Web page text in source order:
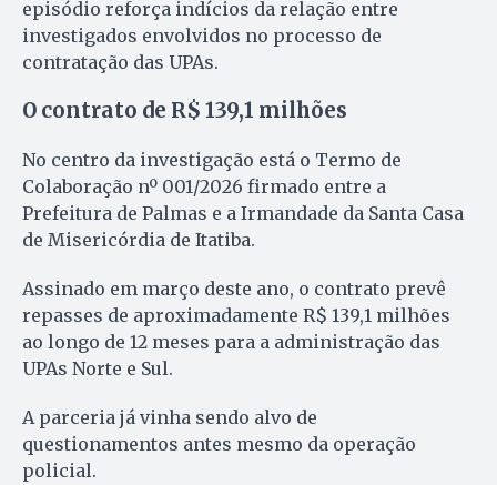
episódio reforça indícios da relação entre
investigados envolvidos no processo de
contratação das UPAs.
O contrato de R$ 139,1 milhões
No centro da investigação está o Termo de
Colaboração nº 001/2026 firmado entre a
Prefeitura de Palmas e a Irmandade da Santa Casa
de Misericórdia de Itatiba.
Assinado em março deste ano, o contrato prevê
repasses de aproximadamente R$ 139,1 milhões
ao longo de 12 meses para a administração das
UPAs Norte e Sul.
A parceria já vinha sendo alvo de
questionamentos antes mesmo da operação
policial.